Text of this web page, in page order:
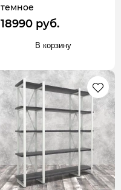
темное
18990 руб.
В корзину